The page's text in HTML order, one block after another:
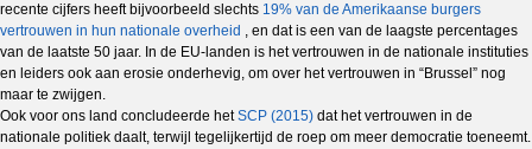
recente cijfers heeft bijvoorbeeld slechts 19% van de Amerikaanse burgers
vertrouwen in hun nationale overheid , en dat is een van de laagste percentages
van de laatste 50 jaar. In de EU-landen is het vertrouwen in de nationale instituties
en leiders ook aan erosie onderhevig, om over het vertrouwen in “Brussel” nog
maar te zwijgen.
Ook voor ons land concludeerde hetSCP (2015) dat het vertrouwen in de
nationale politiek daalt, terwijl tegelijkertijd de roep om meer democratie toeneemt.